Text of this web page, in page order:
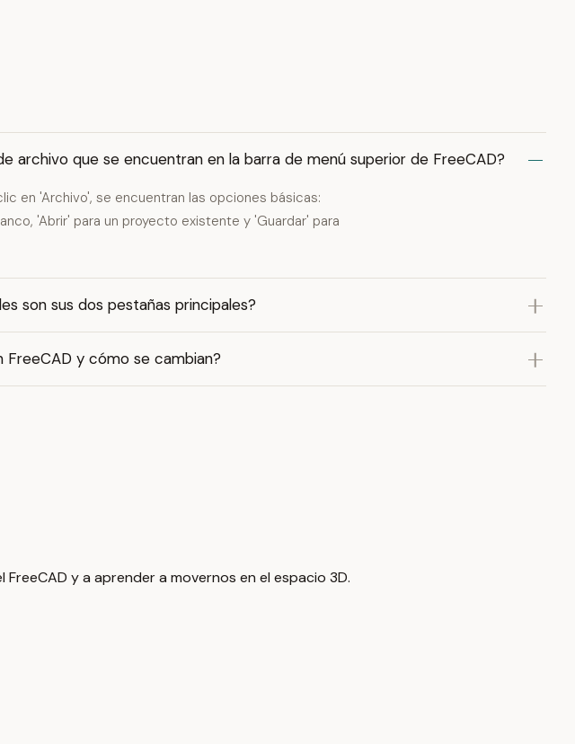
archivo que se encuentran en la barra de menú superior de FreeCAD?
en 'Archivo', se encuentran las opciones básicas:
'Abrir' para un proyecto existente y 'Guardar' para
son sus dos pestañas principales?
FreeCAD y cómo se cambian?
y a aprender a movernos en el espacio 3D.